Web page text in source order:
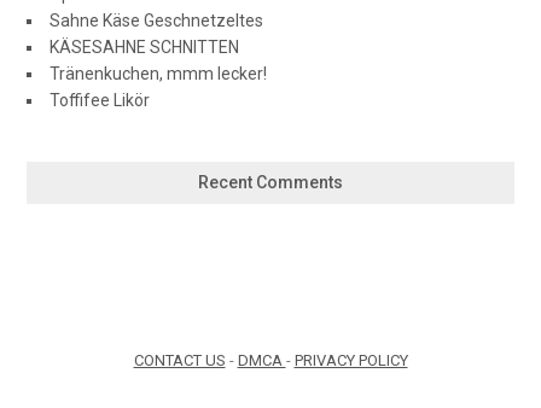
Sahne Käse Geschnetzeltes
KÄSESAHNE SCHNITTEN
Tränenkuchen, mmm lecker!
Toffifee Likör
Recent Comments
CONTACT US - DMCA - PRIVACY POLICY